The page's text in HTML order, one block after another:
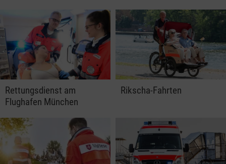
Rettungsdienst am
Flughafen München
Rikscha-Fahrten